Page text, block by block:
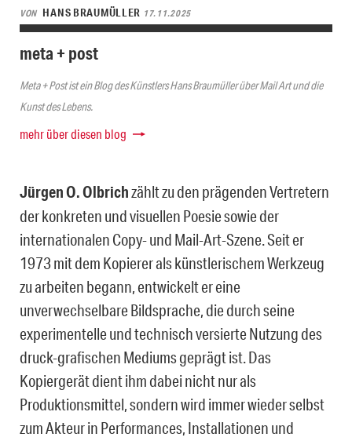
VON HANS BRAUMÜLLER 17.11.2025
meta + post
Meta + Post ist ein Blog des Künstlers Hans Braumüller über Mail Art und die
Kunst des Lebens.
mehr über diesen blog
Jürgen O. Olbrichzählt zu den prägenden Vertretern
der konkreten und visuellen Poesie sowie der
internationalen Copy- und Mail-Art-Szene. Seit er
1973 mit dem Kopierer als künstlerischem Werkzeug
zu arbeiten begann, entwickelt er eine
unverwechselbare Bildsprache, die durch seine
experimentelle und technisch versierte Nutzung des
druck-grafischen Mediums geprägt ist. Das
Kopiergerät dient ihm dabei nicht nur als
Produktionsmittel, sondern wird immer wieder selbst
zum Akteur in Performances, Installationen und